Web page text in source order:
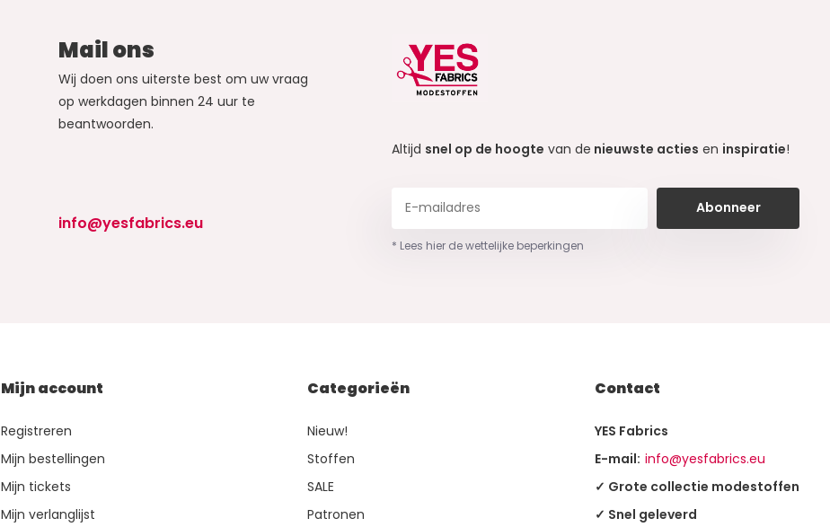
Mail ons
Wij doen ons uiterste best om uw vraag
op werkdagen binnen 24 uur te
beantwoorden.
info@yesfabrics.eu
Altijd snel op de hoogte van de nieuwste acties en inspiratie!
Abonneer
* Lees hier de wettelijke beperkingen
Mijn account
Registreren
Mijn bestellingen
Mijn tickets
Mijn verlanglijst
Categorieën
Nieuw!
Stoffen
SALE
Patronen
Contact
YES Fabrics
E-mail: info@yesfabrics.eu
✓ Grote collectie modestoffen
✓ Snel geleverd